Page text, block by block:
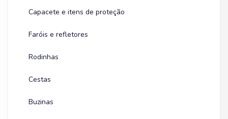
Capacete e itens de proteção
Faróis e refletores
Rodinhas
Cestas
Buzinas